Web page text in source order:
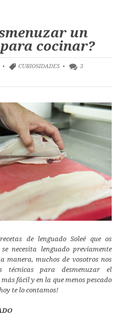
un
cocinar?
• CURIOSIDADES •
3
de lenguado Soleé que os
necesita lenguado previamente
manera, muchos de vosotros nos
técnicas para desmenuzar el
fácil y en la que menos pescado
te lo contamos!